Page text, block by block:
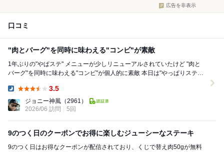
広告を非表示
口コミ
"肉とバーグ"を同時に味わえる"コンビ"が素敵
1年ぶりの"やぱステ" メニューが少しリニューアルされていたけど "肉と
バーグ"を同時に味わえる"コンビ"が個人的に素敵 本日は"やっぱりステー
3.5
ジョニー神風 （2961）
2026/06 訪問
5回
9のつく日のクーポンでお得に楽しむジューシーなステーキ
9のつく日はお得なクーポンが配信されており、くじで替え肉50gが無料